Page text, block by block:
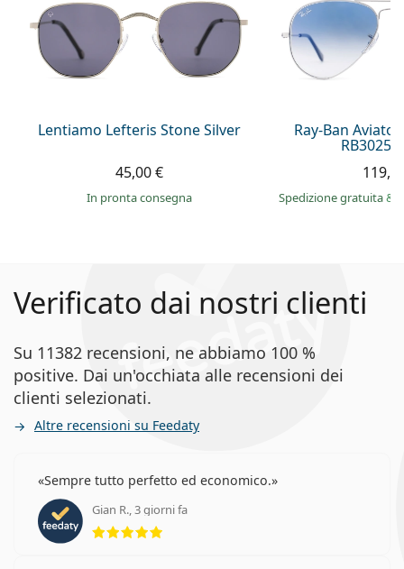
Lentiamo Lefteris Stone Silver
45,00 €
in pronta consegna
Ray-Ban
RB3025
Spedizione gratuita&
Verificato dai nostri clienti
Su 11382 recensioni, ne abbiamo 100 %
positive. Dai un'occhiata alle recensioni dei
clienti selezionati.
Altre recensioni su Feedaty
Sempre tutto perfetto ed economico.
Gian R., 3 giorni fa